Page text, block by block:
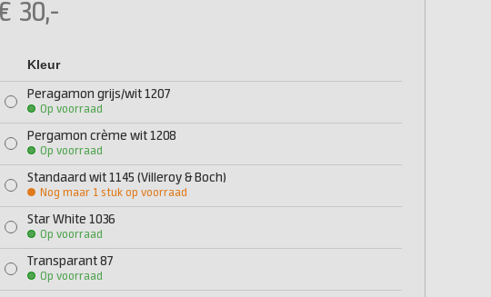
30,-
Kleur
Peragamon grijs/wit 1207
Op voorraad
Pergamon crème wit 1208
Op voorraad
Standaard wit 1145 (Villeroy & Boch)
Nog maar 1 stuk op voorraad
Star White 1036
Op voorraad
Transparant 87
Op voorraad